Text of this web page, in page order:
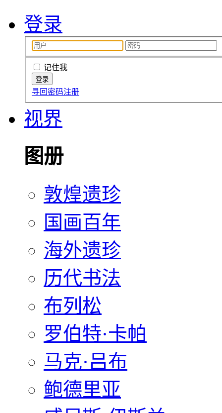
登录
记住我
寻回密码注册
视界
图册
敦煌遗珍
国画百年
海外遗珍
历代书法
布列松
罗伯特·卡帕
马克·吕布
鲍德里亚